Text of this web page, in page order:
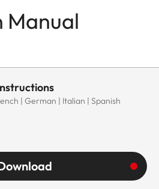
Manual
| German | Italian | Spanish